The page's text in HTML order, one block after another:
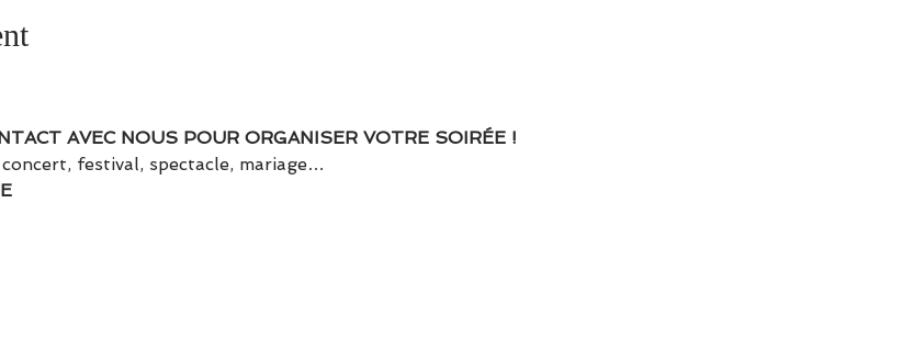
AVEC NOUS POUR ORGANISER VOTRE SOIRÉE !
festival, spectacle, mariage…